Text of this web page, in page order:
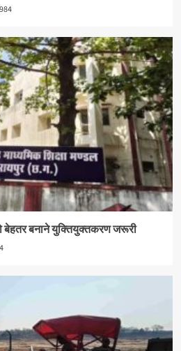
984
बेहतर बनाने युक्तियुक्तकरण जरूरी
4